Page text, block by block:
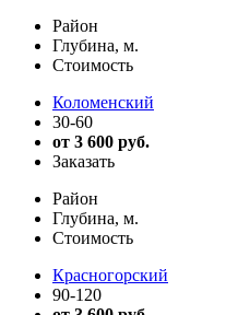
Район
Глубина, м.
Стоимость
Коломенский
30-60
от 3 600 руб.
Заказать
Район
Глубина, м.
Стоимость
Красногорский
90-120